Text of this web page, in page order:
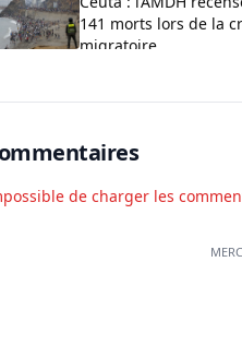
141 morts lors de la
migratoire
de charger les